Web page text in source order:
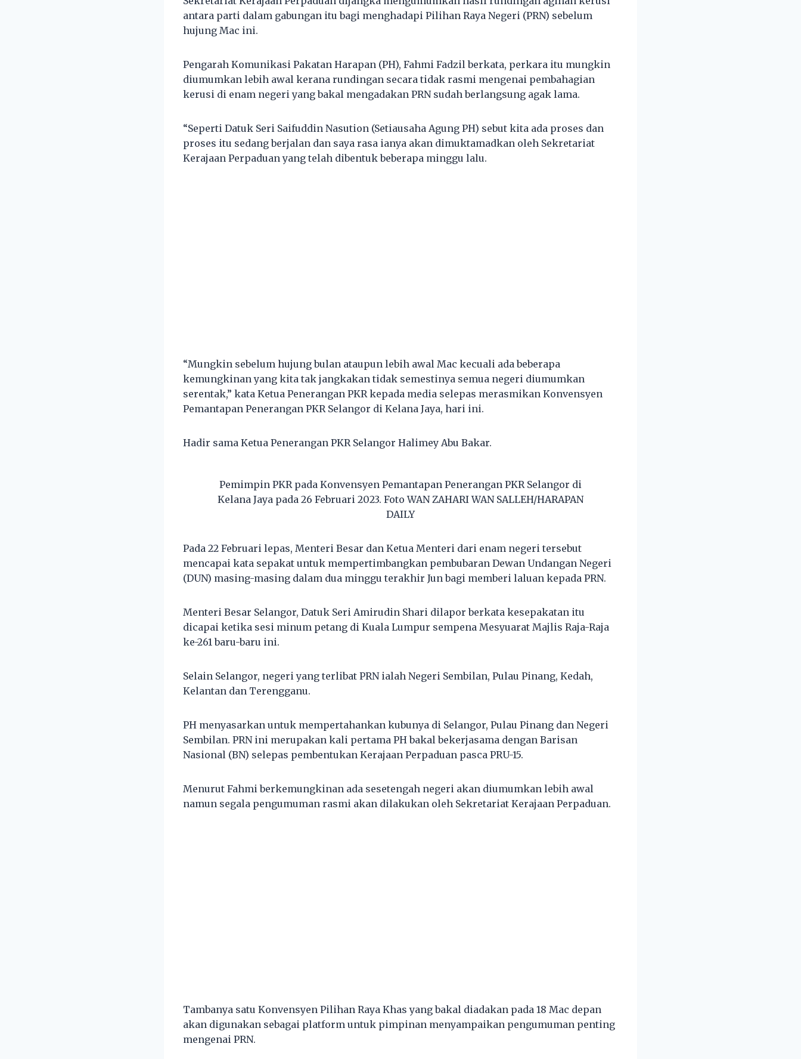
antara parti dalam gabungan itu bagi menghadapi Pilihan Raya Negeri (PRN) sebelum
hujung Mac ini.
Pengarah Komunikasi Pakatan Harapan (PH), Fahmi Fadzil berkata, perkara itu mungkin
diumumkan lebih awal kerana rundingan secara tidak rasmi mengenai pembahagian
kerusi di enam negeri yang bakal mengadakan PRN sudah berlangsung agak lama.
“Seperti Datuk Seri Saifuddin Nasution (Setiausaha Agung PH) sebut kita ada proses dan
proses itu sedang berjalan dan saya rasa ianya akan dimuktamadkan oleh Sekretariat
Kerajaan Perpaduan yang telah dibentuk beberapa minggu lalu.
“Mungkin sebelum hujung bulan ataupun lebih awal Mac kecuali ada beberapa
kemungkinan yang kita tak jangkakan tidak semestinya semua negeri diumumkan
serentak,” kata Ketua Penerangan PKR kepada media selepas merasmikan Konvensyen
Pemantapan Penerangan PKR Selangor di Kelana Jaya, hari ini.
Hadir sama Ketua Penerangan PKR Selangor Halimey Abu Bakar.
Pemimpin PKR pada Konvensyen Pemantapan Penerangan PKR Selangor di
Kelana Jaya pada 26 Februari 2023. Foto WAN ZAHARI WAN SALLEH/HARAPAN
DAILY
Pada 22 Februari lepas, Menteri Besar dan Ketua Menteri dari enam negeri tersebut
mencapai kata sepakat untuk mempertimbangkan pembubaran Dewan Undangan Negeri
(DUN) masing-masing dalam dua minggu terakhir Jun bagi memberi laluan kepada PRN.
Menteri Besar Selangor, Datuk Seri Amirudin Shari dilapor berkata kesepakatan itu
dicapai ketika sesi minum petang di Kuala Lumpur sempena Mesyuarat Majlis Raja-Raja
ke-261 baru-baru ini.
Selain Selangor, negeri yang terlibat PRN ialah Negeri Sembilan, Pulau Pinang, Kedah,
Kelantan dan Terengganu.
PH menyasarkan untuk mempertahankan kubunya di Selangor, Pulau Pinang dan Negeri
Sembilan. PRN ini merupakan kali pertama PH bakal bekerjasama dengan Barisan
Nasional (BN) selepas pembentukan Kerajaan Perpaduan pasca PRU-15.
Menurut Fahmi berkemungkinan ada sesetengah negeri akan diumumkan lebih awal
namun segala pengumuman rasmi akan dilakukan oleh Sekretariat Kerajaan Perpaduan.
Tambanya satu Konvensyen Pilihan Raya Khas yang bakal diadakan pada 18 Mac depan
akan digunakan sebagai platform untuk pimpinan menyampaikan pengumuman penting
mengenai PRN.